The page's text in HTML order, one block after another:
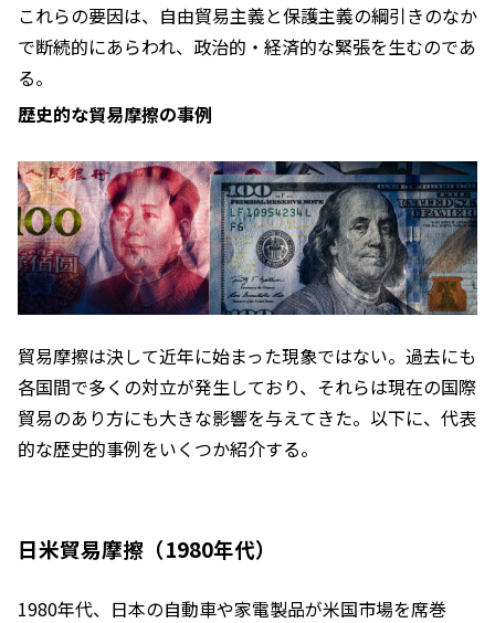
これらの要因は、自由貿易主義と保護主義の綱引きのなか
で断続的にあらわれ、政治的・経済的な緊張を生むのであ
る。
歴史的な貿易摩擦の事例
貿易摩擦は決して近年に始まった現象ではない。過去にも
各国間で多くの対立が発生しており、それらは現在の国際
貿易のあり方にも大きな影響を与えてきた。以下に、代表
的な歴史的事例をいくつか紹介する。
日米貿易摩擦（1980年代）
1980年代、日本の自動車や家電製品が米国市場を席巻